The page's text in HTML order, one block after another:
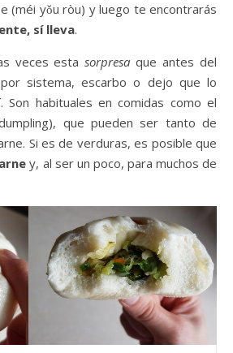
(méi yǒu ròu) y luego te encontrarás
sí lleva.
veces estasorpresa que antes del
sistema, escarbo o dejo que lo
Son habituales en comidas como el
que pueden ser tanto de
Si es de verduras, es posible que
y, al ser un poco, para muchos de